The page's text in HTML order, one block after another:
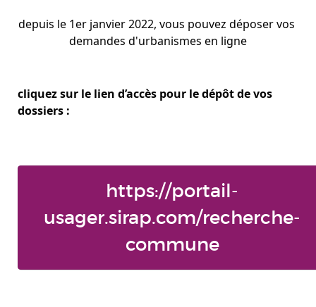
depuis le 1er janvier 2022, vous pouvez déposer vos
demandes d'urbanismes en ligne
cliquez sur le lien d’accès pour le dépôt de vos
dossiers :
https://portail-
usager.sirap.com/recherche-
commune